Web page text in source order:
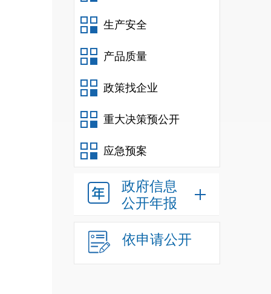
生产安全
产品质量
政策找企业
重大决策预公开
应急预案
政府信息
公开年报
依申请公开